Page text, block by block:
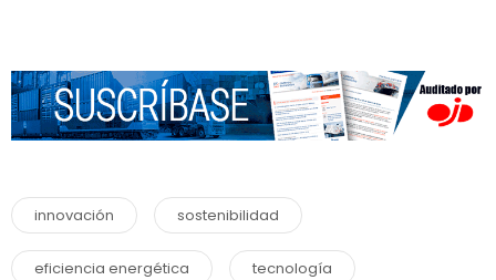
innovación sostenibilidad
eficiencia energética tecnología